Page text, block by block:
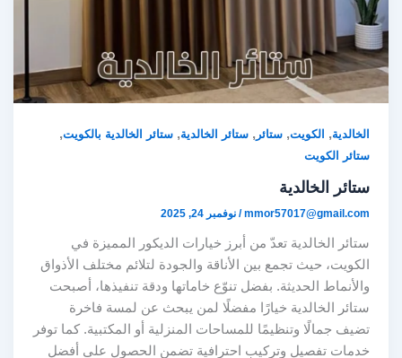
الخالدية,الكويت,ستائر,ستائر الخالدية,ستائر الخالدية بالكويت,
ستائر الكويت
ستائر الخالدية
mmor57017@gmail.com
/نوفمبر 24, 2025
ستائر الخالدية تعدّ من أبرز خيارات الديكور المميزة في
الكويت، حيث تجمع بين الأناقة والجودة لتلائم مختلف الأذواق
والأنماط الحديثة. بفضل تنوّع خاماتها ودقة تنفيذها، أصبحت
ستائر الخالدية خيارًا مفضلًا لمن يبحث عن لمسة فاخرة
تضيف جمالًا وتنظيمًا للمساحات المنزلية أو المكتبية. كما توفر
خدمات تفصيل وتركيب احترافية تضمن الحصول على أفضل